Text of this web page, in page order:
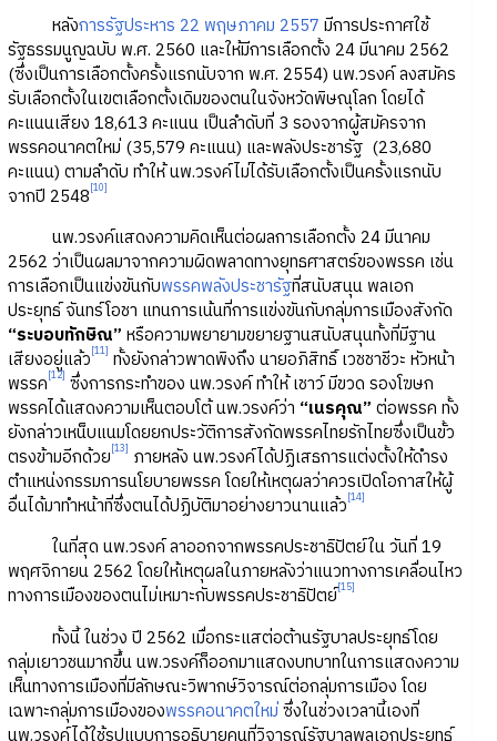
หลังการรัฐประหาร 22 พฤษภาคม 2557 มีการประกาศใช้
รัฐธรรมนูญฉบับ พ.ศ. 2560 และให้มีการเลือกตั้ง 24 มีนาคม 2562
(ซึ่งเป็นการเลือกตั้งครั้งแรกนับจาก พ.ศ. 2554) นพ.วรงค์ ลงสมัคร
รับเลือกตั้งในเขตเลือกตั้งเดิมของตนในจังหวัดพิษณุโลก โดยได้
คะแนนเสียง 18,613 คะแนน เป็นลำดับที่ 3 รองจากผู้สมัครจาก
พรรคอนาคตใหม่ (35,579 คะแนน) และพลังประชารัฐ (23,680
คะแนน) ตามลำดับ ทำให้ นพ.วรงค์ไม่ได้รับเลือกตั้งเป็นครั้งแรกนับ
จากปี 2548[10]
นพ.วรงค์แสดงความคิดเห็นต่อผลการเลือกตั้ง 24 มีนาคม
2562 ว่าเป็นผลมาจากความผิดพลาดทางยุทธศาสตร์ของพรรค เช่น
การเลือกเป็นแข่งขันกับพรรคพลังประชารัฐที่สนับสนุน พลเอก
ประยุทธ์ จันทร์โอชา แทนการเน้นที่การแข่งขันกับกลุ่มการเมืองสังกัด
“ระบอบทักษิณ” หรือความพยายามขยายฐานสนับสนุนทั้งที่มีฐาน
เสียงอยู่แล้ว[11] ทั้งยังกล่าวพาดพิงถึง นายอภิสิทธิ์ เวชชาชีวะ หัวหน้า
พรรค[12] ซึ่งการกระทำของ นพ.วรงค์ ทำให้ เชาว์ มีขวด รองโฆษก
พรรคได้แสดงความเห็นตอบโต้ นพ.วรงค์ว่า “เนรคุณ” ต่อพรรค ทั้ง
ยังกล่าวเหน็บแนมโดยยกประวัติการสังกัดพรรคไทยรักไทยซึ่งเป็นขั้ว
ตรงข้ามอีกด้วย[13] ภายหลัง นพ.วรงค์ได้ปฏิเสธการแต่งตั้งให้ดำรง
ตำแหน่งกรรมการนโยบายพรรค โดยให้เหตุผลว่าควรเปิดโอกาสให้ผู้
อื่นได้มาทำหน้าที่ซึ่งตนได้ปฏิบัติมาอย่างยาวนานแล้ว[14]
ในที่สุด นพ.วรงค์ ลาออกจากพรรคประชาธิปัตย์ใน วันที่ 19
พฤศจิกายน 2562 โดยให้เหตุผลในภายหลังว่าแนวทางการเคลื่อนไหว
ทางการเมืองของตนไม่เหมาะกับพรรคประชาธิปัตย์[15]
ทั้งนี้ ในช่วง ปี 2562 เมื่อกระแสต่อต้านรัฐบาลประยุทธ์โดย
กลุ่มเยาวชนมากขึ้น นพ.วรงค์ก็ออกมาแสดงบทบาทในการแสดงความ
เห็นทางการเมืองที่มีลักษณะวิพากษ์วิจารณ์ต่อกลุ่มการเมือง โดย
เฉพาะกลุ่มการเมืองของพรรคอนาคตใหม่ซึ่งในช่วงเวลานี้เองที่